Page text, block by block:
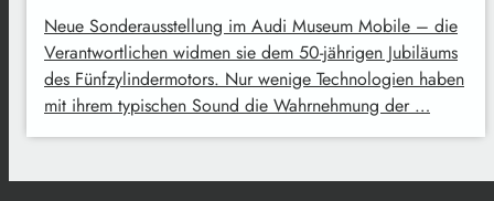
Neue Sonderausstellung im Audi Museum Mobile – die
Verantwortlichen widmen sie dem 50-jährigen Jubiläums
des Fünfzylindermotors. Nur wenige Technologien haben
mit ihrem typischen Sound die Wahrnehmung der …